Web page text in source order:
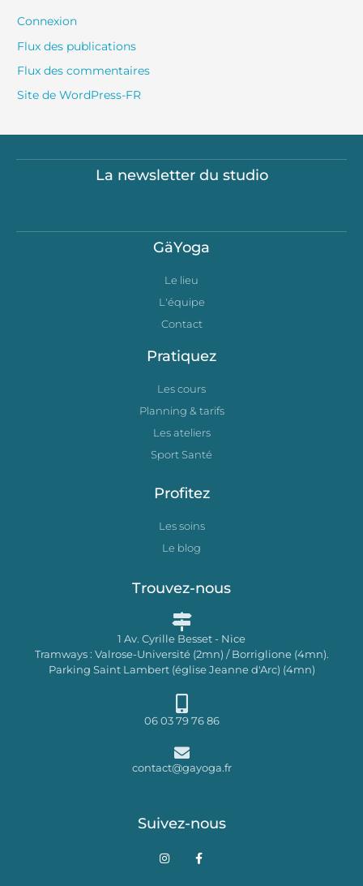
Connexion
Flux des publications
Flux des commentaires
Site de WordPress-FR
La newsletter du studio
GäYoga
Le lieu
L'équipe
Contact
Pratiquez
Les cours
Planning & tarifs
Les ateliers
Sport Santé
Profitez
Les soins
Le blog
Trouvez-nous
1 Av. Cyrille Besset - Nice
Tramways : Valrose-Université (2mn) / Borriglione (4mn).
Parking Saint Lambert (église Jeanne d'Arc) (4mn)
06 03 79 76 86
contact@gayoga.fr
Suivez-nous
I
n
F
a